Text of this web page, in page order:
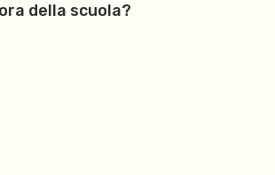
della scuola?